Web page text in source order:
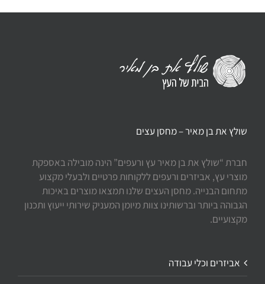
שולץ את בן מאיר – מחסן עצים
חברת “שולץ את בן מאיר עץ ורעפים” הינה מובילה באספקת
מוצרי עץ, אביזרים ורעפים ללקוחות פרטיים ולבעלי מקצוע
מתחום הבנייה. מחסן העצים שלנו תמצאו מוצרים באיכות
הגבוהה ביותר וברשותינו צוות מיומן המעניק שירותי ייעוץ ותכנון
מקצועיים.
אביזרים וכלי עבודה